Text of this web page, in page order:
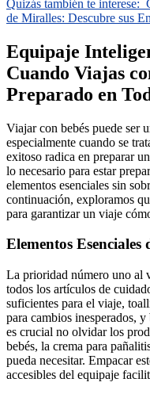
Quizás también te interese:
de Miralles: Descubre sus
Equipaje
Cuando Viajas
Preparado en
Viajar con bebés puede ser
especialmente cuando se
exitoso radica en preparar
lo necesario para estar
elementos esenciales sin
continuación, exploramos
para garantizar un viaje
Elementos
La prioridad número uno al
todos los artículos de
suficientes para el viaje,
para cambios inesperados,
es crucial no olvidar los
bebés, la crema para
pueda necesitar. Empacar
accesibles del equipaje